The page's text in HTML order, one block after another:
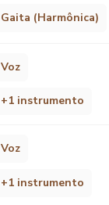
Gaita (Harmônica)
Voz
+1 instrumento
Voz
+1 instrumento